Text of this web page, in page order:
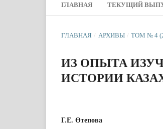
ГЛАВНАЯ ТЕКУЩИЙ
ГЛАВНАЯ / АРХИВЫ / ТОМ № 4
ИЗ ОПЫТА
ИСТОРИИ
Г.Е. Өтепова